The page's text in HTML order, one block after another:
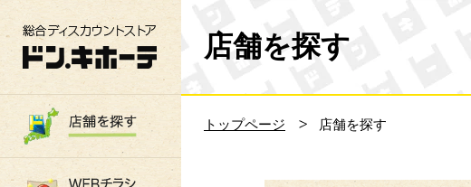
総合ディスカウントストア 驚安の殿堂 ドン・キホーテ
店舗を探す
トップページ 店舗を探す